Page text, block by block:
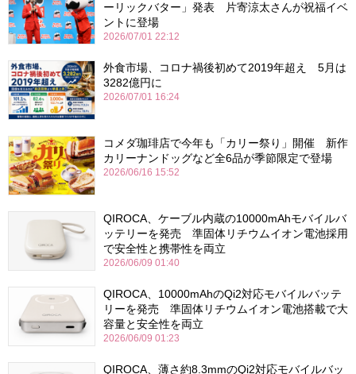
ーリックバター」発表 片寄涼太さんが祝福イベ
ントに登場
2026/07/01 22:12
外食市場、コロナ禍後初めて2019年超え 5月は
3282億円に
2026/07/01 16:24
コメダ珈琲店で今年も「カリー祭り」開催 新作
カリーナンドッグなど全6品が季節限定で登場
2026/06/16 15:52
QIROCA、ケーブル内蔵の10000mAhモバイルバ
ッテリーを発売 準固体リチウムイオン電池採用
で安全性と携帯性を両立
2026/06/09 01:40
QIROCA、10000mAhのQi2対応モバイルバッテ
リーを発売 準固体リチウムイオン電池搭載で大
容量と安全性を両立
2026/06/09 01:23
QIROCA、薄さ約8.3mmのQi2対応モバイルバッ